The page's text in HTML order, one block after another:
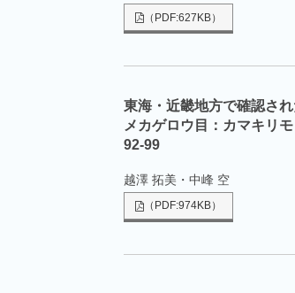
（PDF:627KB）
東海・近畿地方で確認さ
メカゲロウ目：カマキリモ
92-99
越澤 拓美・中峰 空
（PDF:974KB）